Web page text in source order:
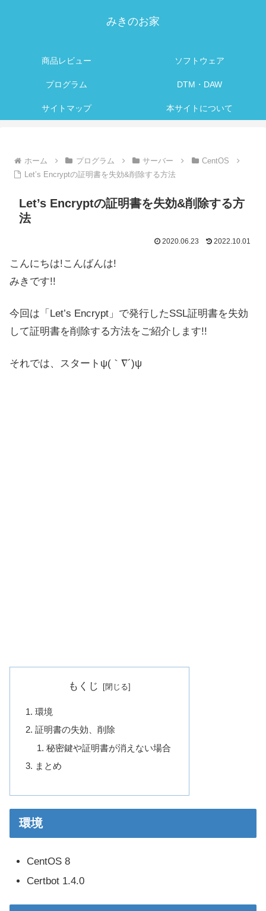
みきのお家
商品レビュー ソフトウェア
プログラム DTM・DAW
サイトマップ 本サイトについて
ホーム プログラム サーバー
CentOS
Let’s Encryptの証明書を失効&削除する方法
Let’s Encryptの証明書を失効&削除する方
法
2020.06.23 2022.10.01
こんにちは!こんばんは!
みきです!!
今回は「Let’s Encrypt」で発行したSSL証明書を失効
して証明書を削除する方法をご紹介します!!
それでは、スタートψ(｀∇´)ψ
もくじ
環境
証明書の失効、削除
秘密鍵や証明書が消えない場合
まとめ
環境
CentOS 8
Certbot 1.4.0